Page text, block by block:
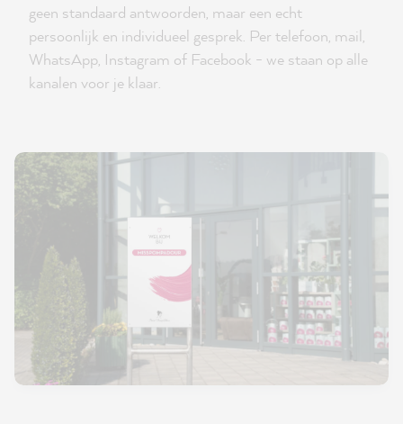
geen standaard antwoorden, maar een echt
persoonlijk en individueel gesprek. Per telefoon, mail,
WhatsApp, Instagram of Facebook - we staan op alle
kanalen voor je klaar.